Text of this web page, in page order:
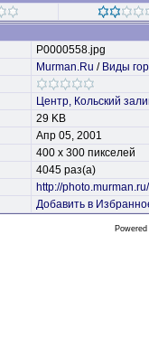
P0000558.jpg
Murman.Ru / Виды
Центр, Кольский
29 KB
Апр 05, 2001
400 x 300 пикселей
4045 раз(а)
http://
Добавить в